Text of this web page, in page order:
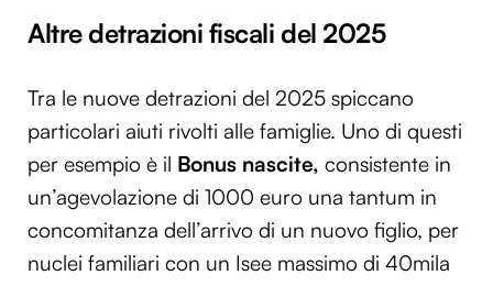
Altre detrazioni fiscali del 2025
Tra le nuove detrazioni del 2025 spiccano
particolari aiuti rivolti alle famiglie. Uno di questi
per esempio è il Bonus nascite, consistente in
un’agevolazione di 1000 euro una tantum in
concomitanza dell’arrivo di un nuovo figlio, per
nuclei familiari con un Isee massimo di 40mila